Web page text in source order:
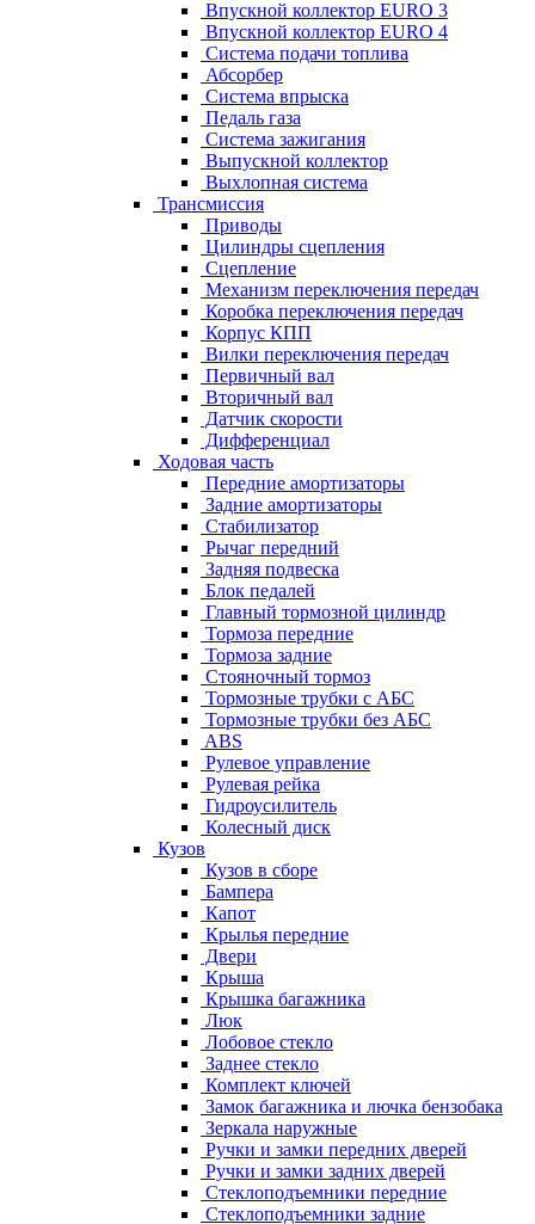
Впускной коллектор EURO 3
Впускной коллектор EURO 4
Система подачи топлива
Абсорбер
Система впрыска
Педаль газа
Система зажигания
Выпускной коллектор
Выхлопная система
Трансмиссия
Приводы
Цилиндры сцепления
Сцепление
Механизм переключения передач
Коробка переключения передач
Корпус КПП
Вилки переключения передач
Первичный вал
Вторичный вал
Датчик скорости
Дифференциал
Ходовая часть
Передние амортизаторы
Задние амортизаторы
Стабилизатор
Рычаг передний
Задняя подвеска
Блок педалей
Главный тормозной цилиндр
Тормоза передние
Тормоза задние
Стояночный тормоз
Тормозные трубки с АБС
Тормозные трубки без АБС
ABS
Рулевое управление
Рулевая рейка
Гидроусилитель
Колесный диск
Кузов
Кузов в сборе
Бампера
Капот
Крылья передние
Двери
Крыша
Крышка багажника
Люк
Лобовое стекло
Заднее стекло
Комплект ключей
Замок багажника и лючка бензобака
Зеркала наружные
Ручки и замки передних дверей
Ручки и замки задних дверей
Стеклоподъемники передние
Стеклоподъемники задние